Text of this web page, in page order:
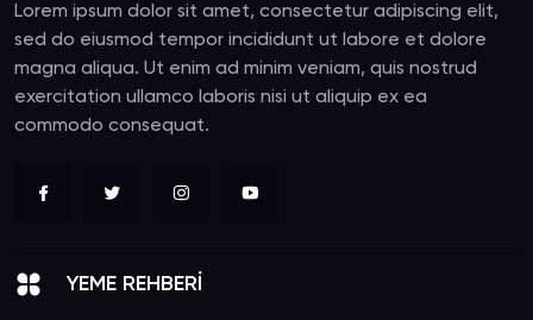
Lorem ipsum dolor sit amet, consectetur adipiscing elit,
sed do eiusmod tempor incididunt ut labore et dolore
magna aliqua. Ut enim ad minim veniam, quis nostrud
exercitation ullamco laboris nisi ut aliquip ex ea
commodo consequat.
YEME REHBERİ